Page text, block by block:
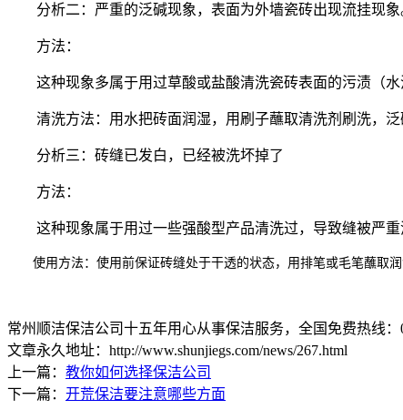
分析二：严重的泛碱现象，表面为外墙瓷砖出现流挂现象
方法：
这种现象多属于用过草酸或盐酸清洗瓷砖表面的污渍（水
清洗方法：用水把砖面润湿，用刷子蘸取清洗剂刷洗，泛
分析三：砖缝已发白，已经被洗坏掉了
方法：
这种现象属于用过一些强酸型产品清洗过，导致缝被严重
使用方法：使用前保证砖缝处于干透的状态，用排笔或毛笔蘸取
常州顺洁保洁公司十五年用心从事保洁服务，全国免费热线：
文章永久地址：http://www.shunjiegs.com/news/267.html
上一篇： 教你如何选择保洁公司
下一篇： 开荒保洁要注意哪些方面